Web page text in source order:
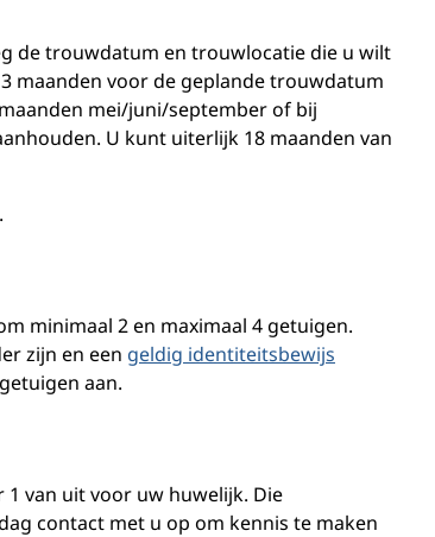
de trouwdatum en trouwlocatie die u wilt
maanden voor de geplande trouwdatum
mei/juni/september of bij
U kunt uiterlijk 18 maanden van
.
minimaal 2 en maximaal 4 getuigen.
zijn en een geldig identiteitsbewijs
aan.
van uit voor uw huwelijk. Die
contact met u op om kennis te maken